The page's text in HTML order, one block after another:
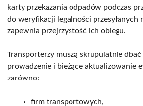
karty przekazania odpadów podczas
do weryfikacji legalności przesyłanych
zapewnia przejrzystość ich obiegu.
Transporterzy muszą skrupulatnie dbać
prowadzenie i bieżące aktualizowanie
zarówno:
firm transportowych,